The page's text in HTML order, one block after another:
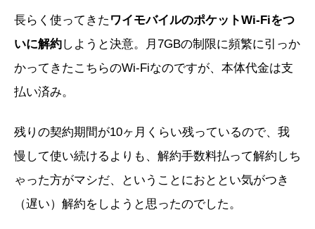
長らく使ってきた ワイモバイルのポケットWi-Fiをつ
いに解約しようと決意。月7GBの制限に頻繁に引っか
かってきたこちらのWi-Fiなのですが、本体代金は支
払い済み。
残りの契約期間が10ヶ月くらい残っているので、我
慢して使い続けるよりも、解約手数料払って解約しち
ゃった方がマシだ、ということにおととい気がつき
（遅い）解約をしようと思ったのでした。